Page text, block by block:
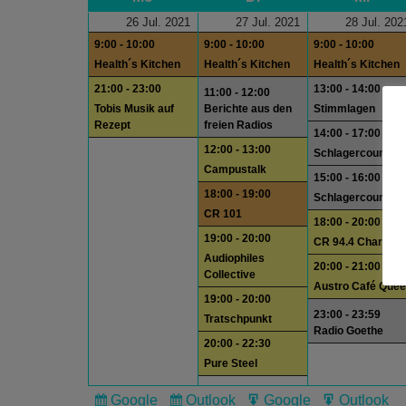
26 Jul. 2021
9:00 - 10:00
Health´s Kitchen
21:00 - 23:00
Tobis Musik auf
Rezept
27 Jul. 2021
9:00 - 10:00
Health´s Kitchen
11:00 - 12:00
Berichte aus den
freien Radios
12:00 - 13:00
Campustalk
18:00 - 19:00
CR 101
19:00 - 20:00
Audiophiles
Collective
19:00 - 20:00
Tratschpunkt
20:00 - 22:30
Pure Steel
28 Jul.
9:00 - 10:00
Health´s Kitchen
13:00 - 14:00
Stimmlagen
14:00 - 17:00
15:00 - 16:00
18:00 - 20:00
CR 94.4 Charts
20:00 - 21:00
Austro Café
23:00 - 23:59
Radio Goethe
Google Outlook Google Outlook